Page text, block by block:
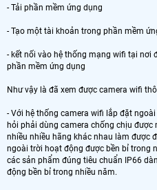
- Tải phần mềm ứng dụng
- Tạo một tài khoản trong phần mềm
- kết nối vào hệ thống mạng wifi tại nơi
phần mềm ứng dụng
Như vậy là đã xem được camera wifi
- Với hệ thống camera wifi lắp đặt
hỏi phải dùng camera chống chịu
nhiều nhiều hãng khác nhau làm được
ngoài trời hoạt động được bền bỉ trong
các sản phẩm đúng tiêu chuẩn IP66
động bền bỉ trong nhiều năm.